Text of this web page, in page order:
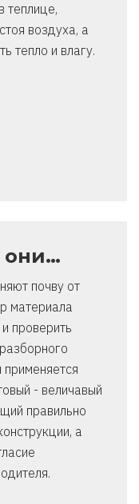
теплице,
воздуха, а
тепло и влагу.
они…
почву от
материала
проверить
- величавый
правильно
а